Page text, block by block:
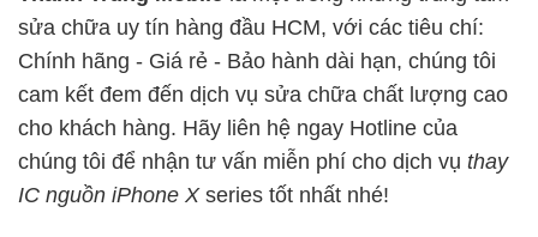
sửa chữa uy tín hàng đầu HCM, với các tiêu chí:
Chính hãng - Giá rẻ - Bảo hành dài hạn, chúng tôi
cam kết đem đến dịch vụ sửa chữa chất lượng cao
cho khách hàng. Hãy liên hệ ngay Hotline của
chúng tôi để nhận tư vấn miễn phí cho dịch vụ thay
IC nguồn iPhone Xseries tốt nhất nhé!